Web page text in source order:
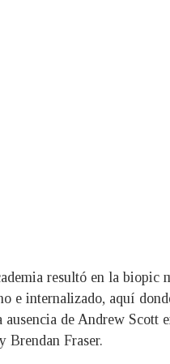
resultó en la biopic
internalizado, aquí
de Andrew
Brendan Fraser.